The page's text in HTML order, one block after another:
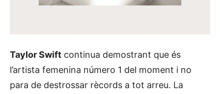
Taylor Swift continua demostrant que és
l’artista femenina número 1 del moment i no
para de destrossar rècords a tot arreu. La